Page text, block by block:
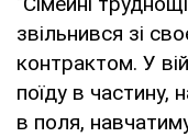
звільнився зі
контрактом. У
поїду в частину,
в поля,